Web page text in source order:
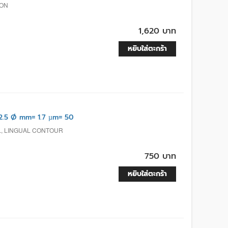
1,620 บาท
หยิบใส่ตะกร้า
Ø mm= 1.7 µm= 50
LINGUAL CONTOUR
750 บาท
หยิบใส่ตะกร้า